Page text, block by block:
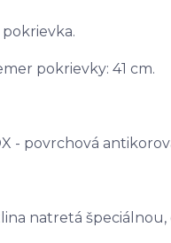
pokrievky: 41 cm.
- povrchová
natretá